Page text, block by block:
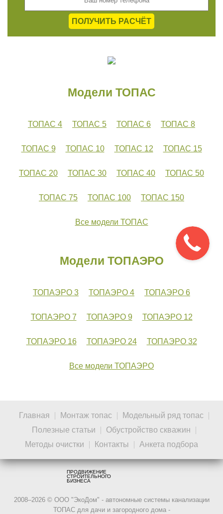
ПОЛУЧИТЬ РАСЧЁТ
Модели ТОПАС
ТОПАС 4 ТОПАС 5 ТОПАС 6 ТОПАС 8
ТОПАС 9 ТОПАС 10 ТОПАС 12 ТОПАС 15
ТОПАС 20 ТОПАС 30 ТОПАС 40 ТОПАС 50
ТОПАС 75 ТОПАС 100 ТОПАС 150
Все модели ТОПАС
Модели ТОПАЭРО
ТОПАЭРО 3 ТОПАЭРО 4 ТОПАЭРО 6
ТОПАЭРО 7 ТОПАЭРО 9 ТОПАЭРО 12
ТОПАЭРО 16 ТОПАЭРО 24 ТОПАЭРО 32
Все модели ТОПАЭРО
Главная Монтаж топас
Модельный ряд топас
Полезные статьи
Обустройство скважин
Методы очистки
Контакты Анкета подбора
ПРОДВИЖЕНИЕ
СТРОИТЕЛЬНОГО
БИЗНЕСА
2008–2026 © ООО "ЭкоДом" - автономные системы канализации
ТОПАС для дачи и загородного дома -